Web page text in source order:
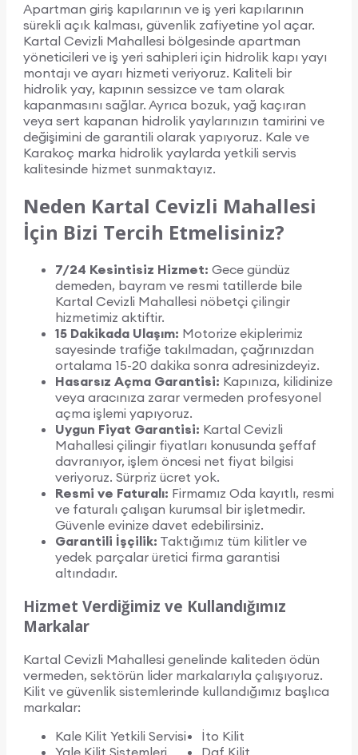
Apartman giriş kapılarının ve iş yeri kapılarının
sürekli açık kalması, güvenlik zafiyetine yol açar.
Kartal Cevizli Mahallesi bölgesinde apartman
yöneticileri ve iş yeri sahipleri için hidrolik kapı yayı
montajı ve ayarı hizmeti veriyoruz. Kaliteli bir
hidrolik yay, kapının sessizce ve tam olarak
kapanmasını sağlar. Ayrıca bozuk, yağ kaçıran
veya sert kapanan hidrolik yaylarınızın tamirini ve
değişimini de garantili olarak yapıyoruz. Kale ve
Karakoç marka hidrolik yaylarda yetkili servis
kalitesinde hizmet sunmaktayız.
Neden Kartal Cevizli Mahallesi
İçin Bizi Tercih Etmelisiniz?
7/24 Kesintisiz Hizmet: Gece gündüz
demeden, bayram ve resmi tatillerde bile
Kartal Cevizli Mahallesi nöbetçi çilingir
hizmetimiz aktiftir.
15 Dakikada Ulaşım: Motorize ekiplerimiz
sayesinde trafiğe takılmadan, çağrınızdan
ortalama 15-20 dakika sonra adresinizdeyiz.
Hasarsız Açma Garantisi: Kapınıza, kilidinize
veya aracınıza zarar vermeden profesyonel
açma işlemi yapıyoruz.
Uygun Fiyat Garantisi: Kartal Cevizli
Mahallesi çilingir fiyatları konusunda şeffaf
davranıyor, işlem öncesi net fiyat bilgisi
veriyoruz. Sürpriz ücret yok.
Resmi ve Faturalı: Firmamız Oda kayıtlı, resmi
ve faturalı çalışan kurumsal bir işletmedir.
Güvenle evinize davet edebilirsiniz.
Garantili İşçilik: Taktığımız tüm kilitler ve
yedek parçalar üretici firma garantisi
altındadır.
Hizmet Verdiğimiz ve Kullandığımız
Markalar
Kartal Cevizli Mahallesi genelinde kaliteden ödün
vermeden, sektörün lider markalarıyla çalışıyoruz.
Kilit ve güvenlik sistemlerinde kullandığımız başlıca
markalar:
Kale Kilit Yetkili Servisi
Yale Kilit Sistemleri
İto Kilit
Daf Kilit